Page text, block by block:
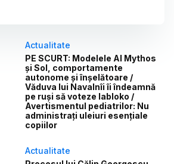
Actualitate
PE SCURT: Modelele AI Mythos
și Sol, comportamente
autonome și înșelătoare /
Văduva lui Navalnîi îi îndeamnă
pe ruși să voteze Iabloko /
Avertismentul pediatrilor: Nu
administrați uleiuri esențiale
copiilor
Actualitate